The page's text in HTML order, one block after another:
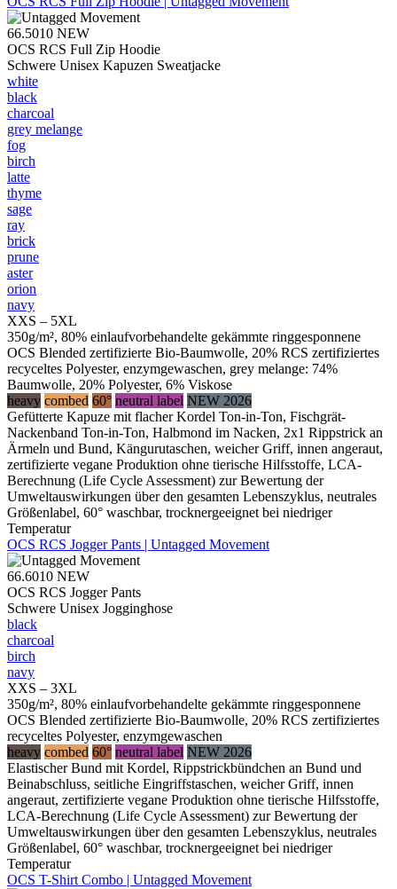
66.5010 NEW
OCS RCS Full Zip Hoodie
Schwere Unisex Kapuzen Sweatjacke
white
black
charcoal
grey melange
fog
birch
latte
thyme
sage
ray
brick
prune
aster
orion
navy
XXS – 5XL
350g/m², 80% einlaufvorbehandelte gekämmte ringgesponnene
OCS Blended zertifizierte Bio-Baumwolle, 20% RCS zertifiziertes
recyceltes Polyester, enzymgewaschen, grey melange: 74%
Baumwolle, 20% Polyester, 6% Viskose
heavy combed 60° neutral label NEW 2026
Gefütterte Kapuze mit flacher Kordel Ton-in-Ton, Fischgrät-
Nackenband Ton-in-Ton, Halbmond im Nacken, 2x1 Rippstrick an
Ärmeln und Bund, Kängurutaschen, weicher Griff, innen angeraut,
zertifizierte vegane Produktion ohne tierische Hilfsstoffe, LCA-
Berechnung (Life Cycle Assessment) zur Bewertung der
Umweltauswirkungen über den gesamten Lebenszyklus, neutrales
Größenlabel, 60° waschbar, trocknergeeignet bei niedriger
Temperatur
OCS RCS Jogger Pants | Untagged Movement
66.6010 NEW
OCS RCS Jogger Pants
Schwere Unisex Jogginghose
black
charcoal
birch
navy
XXS – 3XL
350g/m², 80% einlaufvorbehandelte gekämmte ringgesponnene
OCS Blended zertifizierte Bio-Baumwolle, 20% RCS zertifiziertes
recyceltes Polyester, enzymgewaschen
heavy combed 60° neutral label NEW 2026
Elastischer Bund mit Kordel, Rippstrickbündchen an Bund und
Beinabschluss, seitliche Eingriffstaschen, weicher Griff, innen
angeraut, zertifizierte vegane Produktion ohne tierische Hilfsstoffe,
LCA-Berechnung (Life Cycle Assessment) zur Bewertung der
Umweltauswirkungen über den gesamten Lebenszyklus, neutrales
Größenlabel, 60° waschbar, trocknergeeignet bei niedriger
Temperatur
OCS T-Shirt Combo | Untagged Movement